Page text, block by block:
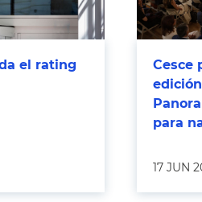
el rating
Cesce
para
17 JUN